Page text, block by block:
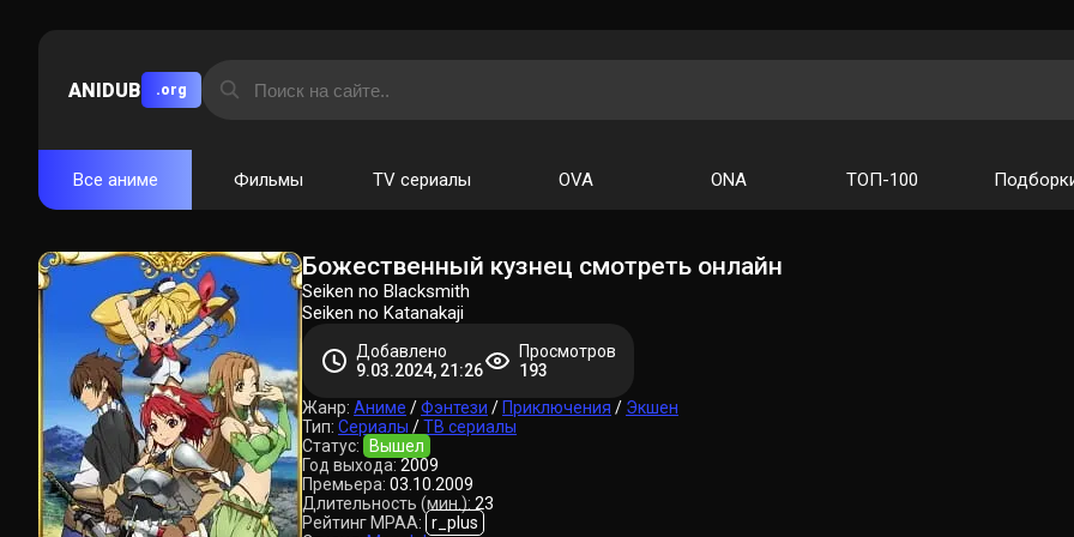
ANIDUB .org
Все аниме Фильмы TV сериалы OVA ONA ТОП-100
Божественный кузнец смотреть онлайн
Seiken no Blacksmith
Seiken no Katanakaji
Добавлено
9.03.2024, 21:26
Просмотров
193
Жанр: Аниме /Фэнтези / Приключения / Экшен
Тип: Сериалы /ТВ сериалы
Статус:
Вышел
Год выхода: 2009
Премьера: 03.10.2009
Длительность (мин.): 23
Рейтинг MPAA: r_plus